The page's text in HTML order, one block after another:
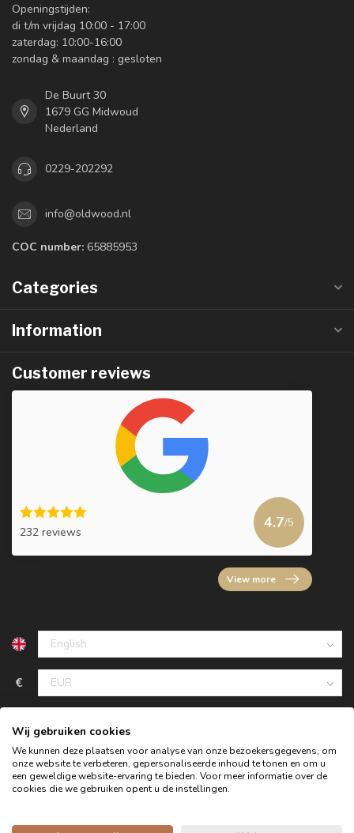
Openingstijden:
di t/m vrijdag 10:00 - 17:00
zaterdag: 10:00-16:00
zondag & maandag : gesloten
De Buurt 30
1679 GG Midwoud
Nederland
0229-202292
info@oldwood.nl
COC number: 65885953
Categories
Information
Customer reviews
232 reviews
4.7/5
View more
€
Wij gebruiken cookies
We kunnen deze plaatsen voor analyse van onze bezoekersgegevens, om
onze website te verbeteren, gepersonaliseerde inhoud te tonen en om u
een geweldige website-ervaring te bieden. Voor meer informatie over de
cookies die we gebruiken opent u de instellingen.